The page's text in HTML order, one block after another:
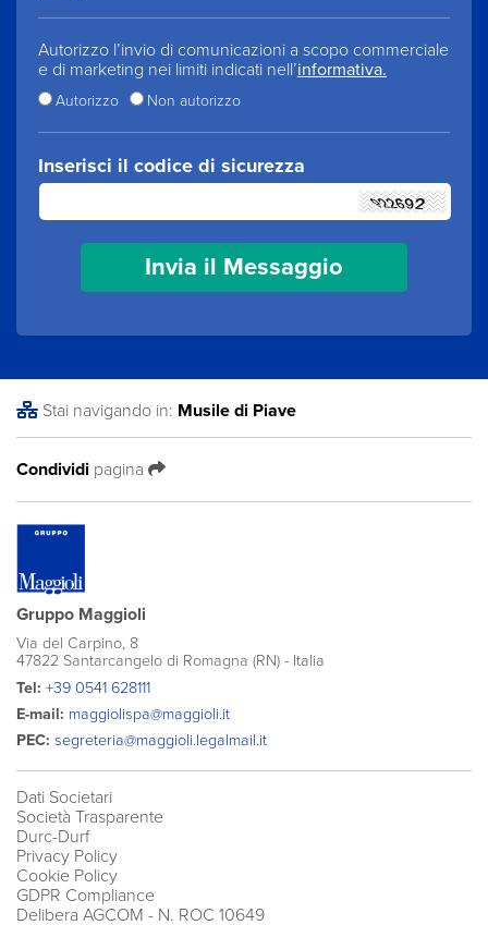
Autorizzo l’invio di comunicazioni a scopo commerciale
e di marketing nei limiti indicati nell’informativa.
Autorizzo Non autorizzo
Inserisci il codice di sicurezza
Stai navigando in: Musile di Piave
Condividi pagina
Gruppo Maggioli
Via del Carpino, 8
47822 Santarcangelo di Romagna (RN) - Italia
Tel: +39 0541 628111
E-mail: maggiolispa@maggioli.it
PEC: segreteria@maggioli.legalmail.it
Dati Societari
Società Trasparente
Durc-Durf
Privacy Policy
Cookie Policy
GDPR Compliance
Delibera AGCOM - N. ROC 10649